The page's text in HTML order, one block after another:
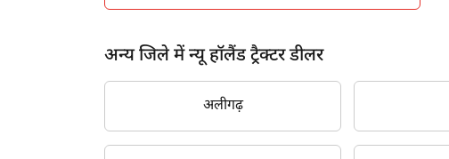
अन्य जिले में न्यू हॉलैंड ट्रैक्टर डीलर
अलीगढ़